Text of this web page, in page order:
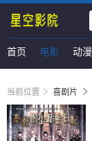
首页 电影 动漫
当前位置 喜剧片